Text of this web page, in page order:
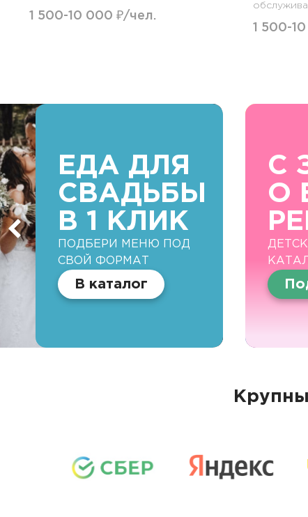
1 500-10 000 ₽/чел.
1 500-
ЕДА ДЛЯ
СВАДЬБЫ
В 1 КЛИК
ПОДБЕРИ МЕНЮ ПОД
СВОЙ ФОРМАТ
В каталог
С
О